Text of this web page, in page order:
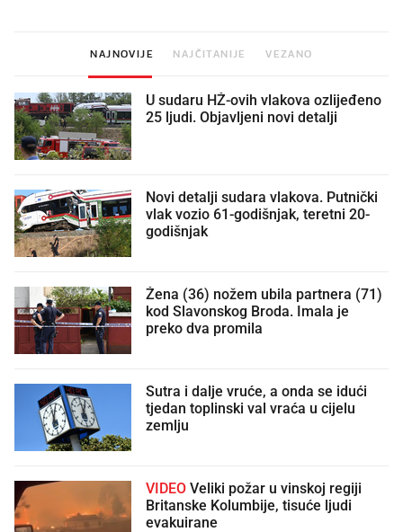
NAJNOVIJE NAJČITANIJE VEZANO
U sudaru HŽ-ovih vlakova ozlijeđeno
25 ljudi. Objavljeni novi detalji
Novi detalji sudara vlakova. Putnički
vlak vozio 61-godišnjak, teretni 20-
godišnjak
Žena (36) nožem ubila partnera (71)
kod Slavonskog Broda. Imala je
preko dva promila
Sutra i dalje vruće, a onda se idući
tjedan toplinski val vraća u cijelu
zemlju
VIDEO
Britanske Kolumbije, tisuće ljudi
evakuirane